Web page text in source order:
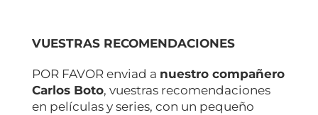
VUESTRAS RECOMENDACIONES
POR FAVOR enviad a nuestro compañero
Carlos Boto, vuestras recomendaciones
en películas y series, con un pequeño